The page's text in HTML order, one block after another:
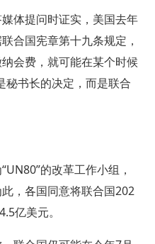
体提问时证实，美国去年
合国宪章第十九条规定，
会费，就可能在某个时候
秘书长的决定，而是联合
的改革工作小组，
，各国同意将联合国202
亿美元。